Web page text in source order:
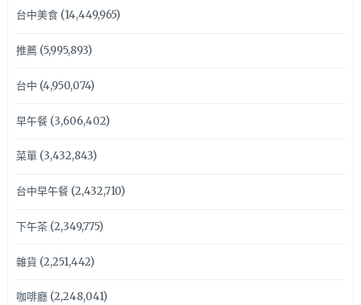
台中美食(14,449,965)
推薦(5,995,893)
台中 (4,950,074)
早午餐(3,606,402)
菜單(3,432,843)
台中早午餐(2,432,710)
下午茶(2,349,775)
雜貨 (2,251,442)
咖啡廳(2,248,041)